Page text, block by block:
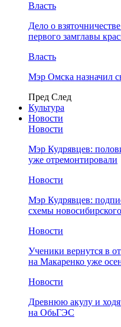
Власть
Дело о
первого замглавы
Власть
Мэр Омска назначил
Пред След
Культура
Новости
Новости
Мэр Кудрявцев:
уже отремонтировали
Новости
Мэр Кудрявцев:
схемы
Новости
Ученики вернутся в
на Макаренко уже
Новости
Древнюю акулу и
на ОбьГЭС